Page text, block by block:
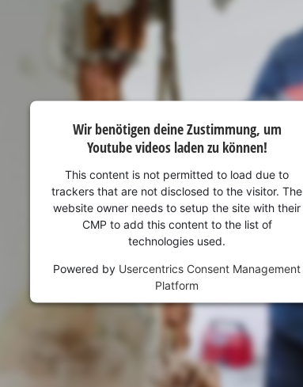
This content is not permitted to load due
visitor. The website owner needs to setup
the site with their CMP to add this content
to the list of technologies used.
Management Platform
Wir benötigen deine Zustimmung, um
Youtube videos laden zu können!
This content is not permitted to load due to
trackers that are not disclosed to the visitor. The
website owner needs to setup the site with their
CMP to add this content to the list of
technologies used.
Powered by Usercentrics Consent Management
Platform